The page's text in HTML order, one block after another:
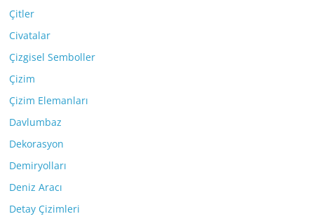
Çitler
Civatalar
Çizgisel Semboller
Çizim
Çizim Elemanları
Davlumbaz
Dekorasyon
Demiryolları
Deniz Aracı
Detay Çizimleri